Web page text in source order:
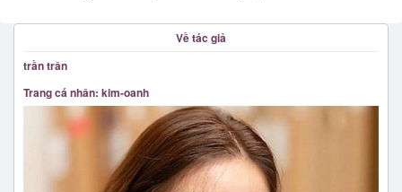
Về tác giả
trần trân
Trang cá nhân: kim-oanh